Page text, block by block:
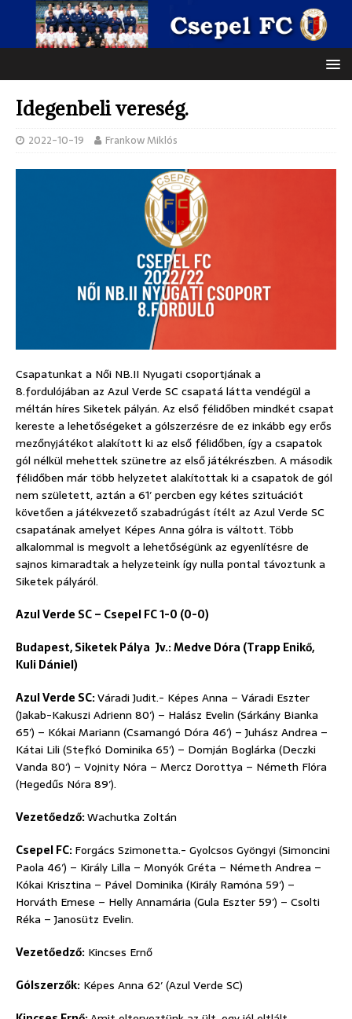
Idegenbeli vereség.
2022-10-19 Frankow Miklós
Csapatunkat a Női NB.II Nyugati csoportjának a
8.fordulójában az Azul Verde SC csapatá látta vendégül a
méltán híres Siketek pályán. Az első félidőben mindkét csapat
kereste a lehetőségeket a gólszerzésre de ez inkább egy erős
mezőnyjátékot alakított ki az első félidőben, így a csapatok
gól nélkül mehettek szünetre az első játékrészben. A második
félidőben már több helyzetet alakítottak ki a csapatok de gól
nem született, aztán a 61′ percben egy kétes szituációt
követően a játékvezető szabadrúgást ítélt az Azul Verde SC
csapatának amelyet Képes Anna gólra is váltott. Több
alkalommal is megvolt a lehetőségünk az egyenlítésre de
sajnos kimaradtak a helyzeteink így nulla pontal távoztunk a
Siketek pályáról.
Azul Verde SC – Csepel FC 1-0 (0-0)
Budapest, Siketek Pálya Jv.: Medve Dóra (Trapp Enikő,
Kuli Dániel)
Azul Verde SC:Váradi Judit.- Képes Anna – Váradi Eszter
(Jakab-Kakuszi Adrienn 80′) – Halász Evelin (Sárkány Bianka
65′) – Kókai Mariann (Csamangó Dóra 46′) – Juhász Andrea –
Kátai Lili (Stefkó Dominika 65′) – Domján Boglárka (Deczki
Vanda 80′) – Vojnity Nóra – Mercz Dorottya – Németh Flóra
(Hegedűs Nóra 89′).
Vezetőedző:Wachutka Zoltán
Csepel FC:Forgács Szimonetta.- Gyolcsos Gyöngyi (Simoncini
Paola 46′) – Király Lilla – Monyók Gréta – Németh Andrea –
Kókai Krisztina – Pável Dominika (Király Ramóna 59′) –
Horváth Emese – Helly Annamária (Gula Eszter 59′) – Csolti
Réka – Janosütz Evelin.
Vezetőedző: Kincses Ernő
Gólszerzők: Képes Anna 62′ (Azul Verde SC)